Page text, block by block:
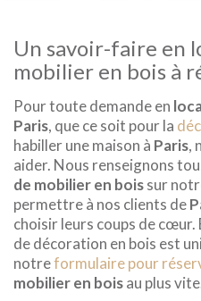
Un savoir-faire en
mobilier en bois à
Pour toute demande en
Paris, que ce soit pour la
habiller une maison à Paris,
aider. Nous renseignons
de mobilier en boissur
permettre à nos clients de
choisir leurs coups de cœur.
de décoration en bois est
notreformulaire pour
mobilier en boisau plus